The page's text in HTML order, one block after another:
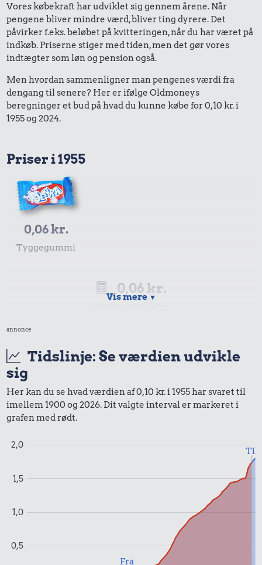
Vores købekraft har udviklet sig gennem årene. Når
pengene bliver mindre værd, bliver ting dyrere. Det
påvirker f.eks. beløbet på kvitteringen, når du har været på
indkøb. Priserne stiger med tiden, men det gør vores
indtægter som løn og pension også.
Men hvordan sammenligner man pengenes værdi fra
dengang til senere? Her er ifølge Oldmoneys
beregninger et bud på hvad du kunne købe for 0,10 kr. i
1955 og 2024.
Priser i 1955
0,06 kr.
Tyggegummi
0,06 kr.
Priser i 2024
Samlet pris i 2024
Vis mere ▼
annonce
Tidslinje: Se værdien udvikle
sig
Her kan du se hvad værdien af 0,10 kr. i 1955 har svaret til
imellem 1900 og 2026. Dit valgte interval er markeret i
grafen med rødt.
0,5
1,0
1,5
2,0
Fra
Til